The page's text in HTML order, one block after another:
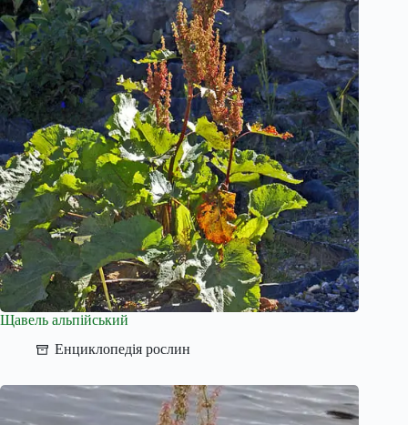
Щавель альпійський
Енциклопедія рослин